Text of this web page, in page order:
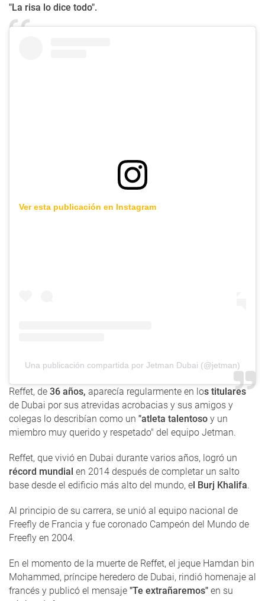
"La risa lo dice todo".
Ver esta publicación en Instagram
Una publicación compartida por Jetman Dubai (@jetman)
Reffet, de 36 años, aparecía regularmente en los titulares
de Dubai por sus atrevidas acrobacias y sus amigos y
colegas lo describían como un "atleta talentoso y un
miembro muy querido y respetado" del equipo Jetman.
Reffet, que vivió en Dubai durante varios años, logró un
récord mundial en 2014 después de completar un salto
base desde el edificio más alto del mundo, el Burj Khalifa.
Al principio de su carrera, se unió al equipo nacional de
Freefly de Francia y fue coronado Campeón del Mundo de
Freefly en 2004.
En el momento de la muerte de Reffet, el jeque Hamdan bin
Mohammed, príncipe heredero de Dubai, rindió homenaje al
francés y publicó el mensaje "Te extrañaremos" en su